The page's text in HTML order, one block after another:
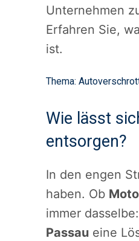
Unternehmen
Erfahren Sie,
ist.
Thema:
Wie lässt
entsorgen?
In den engen
haben. Ob
immer
Passau eine